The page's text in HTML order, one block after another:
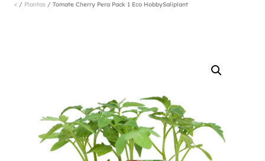
< / Plantas / Tomate Cherry Pera Pack 1 Eco HobbySaliplant